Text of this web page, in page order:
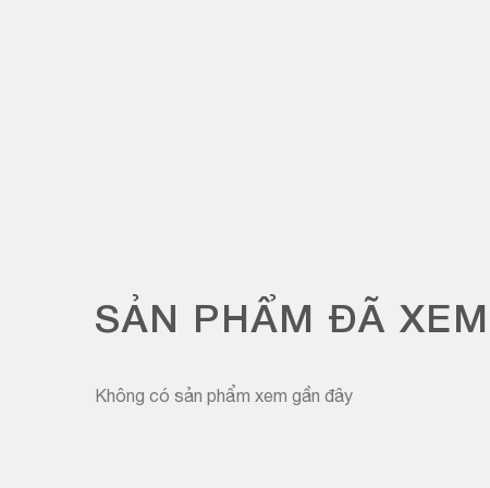
SẢN PHẨM ĐÃ XEM
Không có sản phẩm xem gần đây